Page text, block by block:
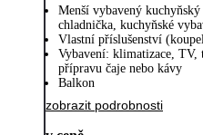
Menší vybavený
chladnička, kuchyňské
Vlastní příslušenství
Vybavení: klimatizace, TV,
přípravu čaje nebo kávy
Balkon
zobrazit podrobnosti